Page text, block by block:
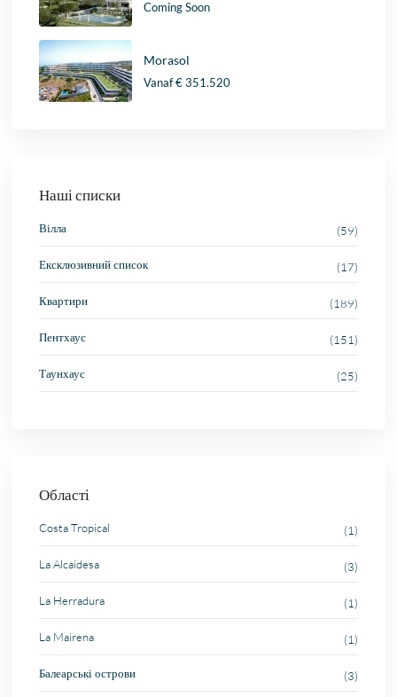
Coming Soon
Morasol
Vanaf€ 351.520
Наші списки
Вілла (59)
Ексклюзивний список (17)
Квартири (189)
Пентхаус (151)
Таунхаус (25)
Області
Costa Tropical (1)
La Alcaidesa (3)
La Herradura (1)
La Mairena (1)
Балеарські острови (3)